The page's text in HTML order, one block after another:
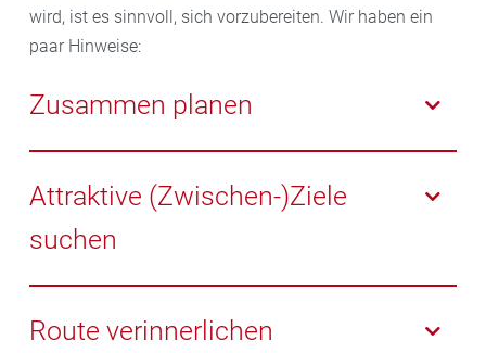
wird, ist es sinnvoll, sich vorzubereiten. Wir haben ein
paar Hinweise:
Zusammen planen
Je nach Alter der Kinder können Sie gemeinsam
überlegen, wo sie wandern wollen. Das steigert die
Vorfreude und zeigt: Wir machen etwas zusammen.
Attraktive (Zwischen-)Ziele
suchen
Ein verlockendes Ziel ist ein willkommener Anreiz. Ob
alte Burg, Badesee, Eisdiele, Abenteuerspielplatz oder
Route verinnerlichen